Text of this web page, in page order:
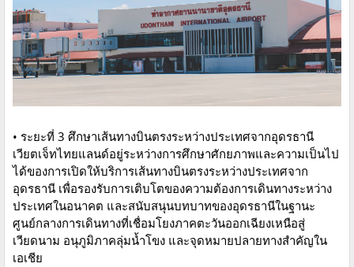
• ระยะที่ 3 ศึกษาเส้นทางบินตรงระหว่างประเทศจากอุดรธานี
เวียตเจ็ทไทยแลนด์อยู่ระหว่างการศึกษาศักยภาพและความเป็นไป
ได้ของการเปิดให้บริการเส้นทางบินตรงระหว่างประเทศจาก
อุดรธานี เพื่อรองรับการเติบโตของความต้องการเดินทางระหว่าง
ประเทศในอนาคต และสนับสนุนบทบาทของอุดรธานีในฐานะ
ศูนย์กลางการเดินทางที่เชื่อมโยงภาคตะวันออกเฉียงเหนือสู่
เวียดนาม อนุภูมิภาคลุ่มน้ำโขง และจุดหมายปลายทางสำคัญใน
เอเชีย